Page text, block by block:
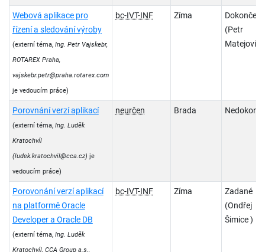
Webová aplikace pro
řízení a sledování výroby
(externí téma, Ing. Petr Vajskebr,
ROTAREX Praha,
vajskebr.petr@praha.rotarex.com
je vedoucím práce)
bc-IVT-INF Zíma
Dokončené
(Petr
Matejovič )
Porovnání verzí aplikací
(externí téma, Ing. Luděk
Kratochvíl
(ludek.kratochvil@cca.cz) je
vedoucím práce)
neurčen Brada
Porovonání verzí aplikací
na platformě Oracle
Developer a Oracle DB
(externí téma, Ing. Luděk
Kratochvíl, CCA Group a.s.,
bc-IVT-INF Zíma
Zadané
(Ondřej
Šimice )